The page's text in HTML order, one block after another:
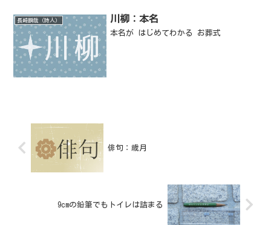
長崎瞬哉（詩人） 川柳：本名
本名が はじめてわかる お葬式
俳句：歳月
9cmの鉛筆でもトイレは詰まる